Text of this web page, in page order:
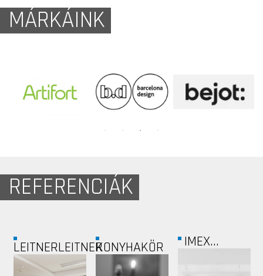
MÁRKÁINK
REFERENCIÁK
INDOTEK
MVM
GROUP
TRILAK